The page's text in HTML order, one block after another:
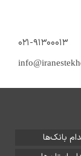
۰۲۱-۹۱۳۰۰۰۱۳
بانک‌ها